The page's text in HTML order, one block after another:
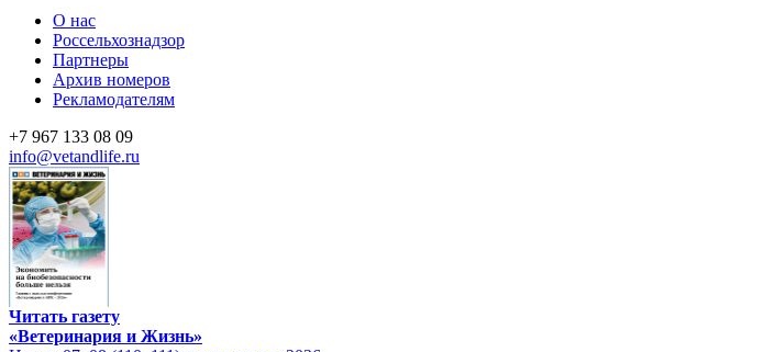
О нас
Россельхознадзор
Партнеры
Архив номеров
Рекламодателям
+7 967 133 08 09
info@vetandlife.ru
Читать газету
«Ветеринария и Жизнь»